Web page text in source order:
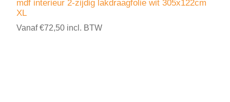
mdf interieur 2-zijdig lakdraagfolie wit 305x122cm
XL
Vanaf €72,50 incl. BTW